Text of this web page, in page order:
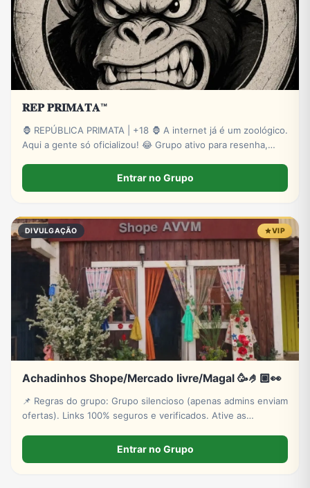
𝐑𝐄𝐏 𝐏𝐑𝐈𝐌𝐀𝐓𝐀™
🦍 REPÚBLICA PRIMATA | +18 🦍 A internet já é um zoológico.
Aqui a gente só oficializou! 😂 Grupo ativo para resenha,
presente e muita interação. Entre para o bando! 🍌🔥 🔞
Exclusivo para maiores.
Entrar no Grupo
DIVULGAÇÃO VIP
Achadinhos Shope/Mercado livre/Magal 🥳🤌🏼👀
📌 Regras do grupo: ​​Grupo silencioso (apenas admins enviam
ofertas). ​Links 100% seguros e verificados. ​Ative as
​👉 Aproveite e convide os amigos para economizar também
Entrar no Grupo